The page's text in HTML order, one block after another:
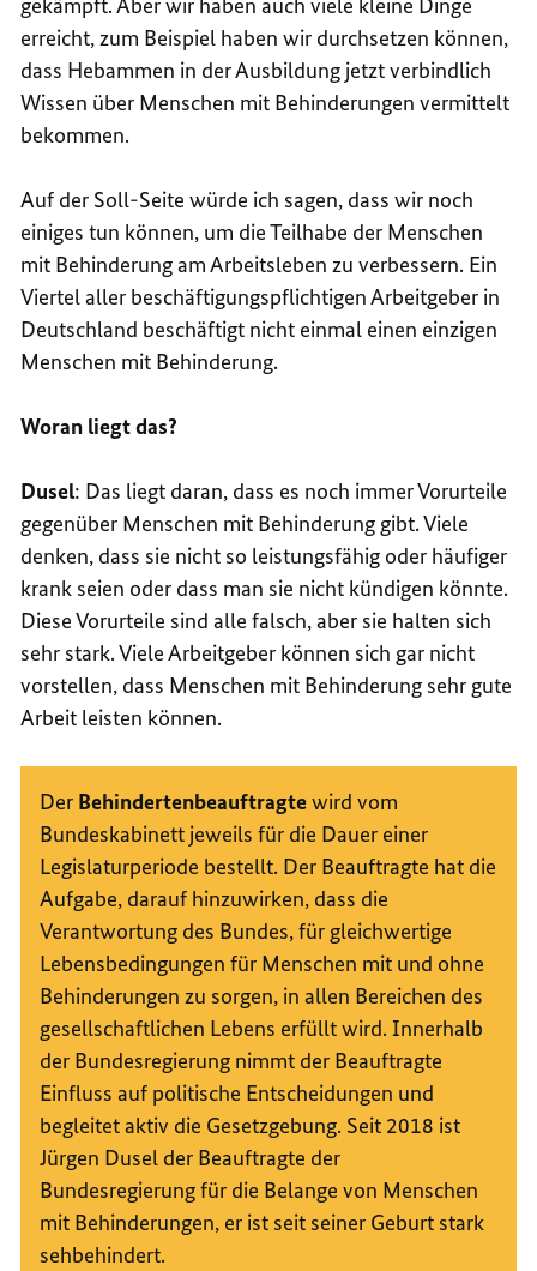
gekämpft. Aber wir haben auch viele kleine Dinge
erreicht, zum Beispiel haben wir durchsetzen können,
dass Hebammen in der Ausbildung jetzt verbindlich
Wissen über Menschen mit Behinderungen vermittelt
bekommen.
Auf der Soll-Seite würde ich sagen, dass wir noch
einiges tun können, um die Teilhabe der Menschen
mit Behinderung am Arbeitsleben zu verbessern. Ein
Viertel aller beschäftigungspflichtigen Arbeitgeber in
Deutschland beschäftigt nicht einmal einen einzigen
Menschen mit Behinderung.
Woran liegt das?
Dusel: Das liegt daran, dass es noch immer Vorurteile
gegenüber Menschen mit Behinderung gibt. Viele
denken, dass sie nicht so leistungsfähig oder häufiger
krank seien oder dass man sie nicht kündigen könnte.
Diese Vorurteile sind alle falsch, aber sie halten sich
sehr stark. Viele Arbeitgeber können sich gar nicht
vorstellen, dass Menschen mit Behinderung sehr gute
Arbeit leisten können.
Der Behindertenbeauftragtewird vom
Bundeskabinett jeweils für die Dauer einer
Legislaturperiode bestellt. Der Beauftragte hat die
Aufgabe, darauf hinzuwirken, dass die
Verantwortung des Bundes, für gleichwertige
Lebensbedingungen für Menschen mit und ohne
Behinderungen zu sorgen, in allen Bereichen des
gesellschaftlichen Lebens erfüllt wird. Innerhalb
der Bundesregierung nimmt der Beauftragte
Einfluss auf politische Entscheidungen und
begleitet aktiv die Gesetzgebung. Seit 2018 ist
Jürgen Dusel der Beauftragte der
Bundesregierung für die Belange von Menschen
mit Behinderungen, er ist seit seiner Geburt stark
sehbehindert.